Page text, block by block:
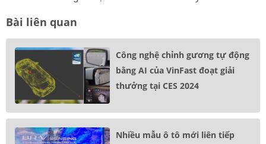
Bài liên quan
Công nghệ chỉnh gương tự động
bằng AI của VinFast đoạt giải
thưởng tại CES 2024
Nhiều mẫu ô tô mới liên tiếp